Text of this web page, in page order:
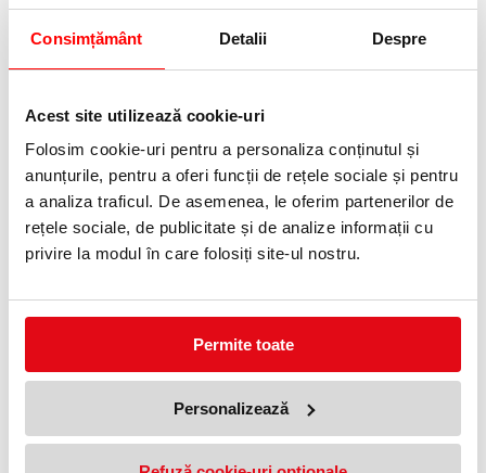
Consimțământ Detalii Despre
Acest site utilizează cookie-uri
Folosim cookie-uri pentru a personaliza conținutul și
anunțurile, pentru a oferi funcții de rețele sociale și pentru
a analiza traficul. De asemenea, le oferim partenerilor de
rețele sociale, de publicitate și de analize informații cu
privire la modul în care folosiți site-ul nostru.
Permite toate
Personalizează
Adauga in wishlist
Neon Black este varianta întunecată a gamei griffix, cu accente
fără să zgârie, iar fereastra de vizualizare arată nivelul cernelii
rămase.
Peniță A din oțel inoxidabil, semi-îngropată în corp.
Grip ergonomic pentru mâna dreaptă, identic cu al gamei griffix.
Fereastră de vizualizare a nivelului de cerneală.
Blister cu un patron de cerneală inclus.
Corp din plastic, culoare negru Neon Black.
Peniță:A
Incluse:
Material corp:Plastic
Oțel inoxidabil
Ambalare:Blister